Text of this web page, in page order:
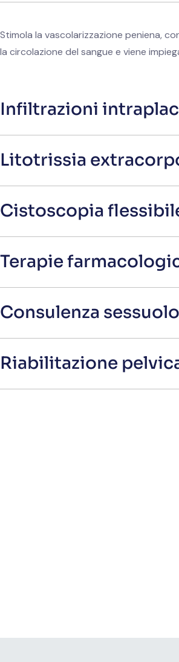
Stimola la vascolarizzazione peniena,
la circolazione del sangue e viene
Infiltrazioni
Litotrissia
Cistoscopia
Terapie
Consulenza
Riabilitazione